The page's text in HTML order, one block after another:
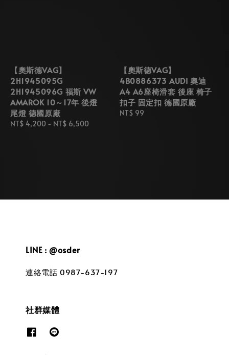
【奧斯德VAG】
2H1945095G
2H1945096G 福斯 VW
AMAROK 10～17年 後燈
尾燈 德國原廠
Regular
NT$ 4,200 - NT$ 6,500
【奧斯德VAG】
4B0886373 AUDI 奧迪
A4 A6座椅滑套 後座 椅子
扣子 固定扣 德國原廠
Regular
NT$ 99
LINE : @osder
連絡電話 0987-637-197
社群媒體